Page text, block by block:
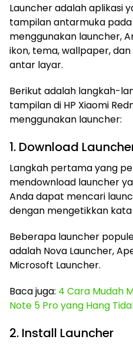
Launcher adalah aplikasi
tampilan antarmuka pada
menggunakan launcher,
ikon, tema, wallpaper,
antar layar.
Berikut adalah langkah-
tampilan di HP Xiaomi
menggunakan launcher:
1. Download
Langkah pertama yang
mendownload launcher
Anda dapat mencari
dengan mengetikkan kata
Beberapa launcher
adalah Nova Launcher,
Microsoft Launcher.
Baca juga: 4 Cara Mudah
Note 5 Pro yang Hang
2. Install Launcher